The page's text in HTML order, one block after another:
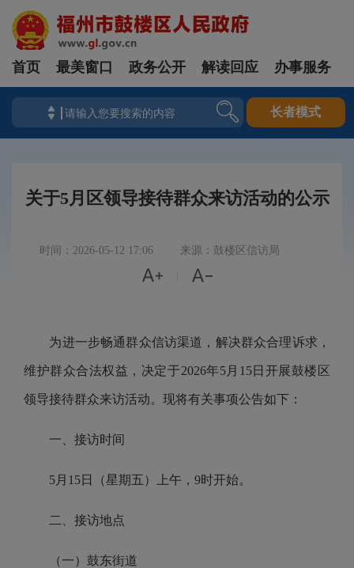
首页 最美窗口 政务公开 解读回应 办事服务
长者模式
关于5月区领导接待群众来访活动的公示
时间：2026-05-12 17:06 来源：鼓楼区信访局
 
为进一步畅通群众信访渠道，解决群众合理诉求，
维护群众合法权益，决定于2026年5月 15日开展鼓楼区
领导接待群众来访活动。现将有关事项公告如下：
一、接访时间
5月 15日 （星期五）上午， 9时开始。
二、接访地点
（一）鼓东街道